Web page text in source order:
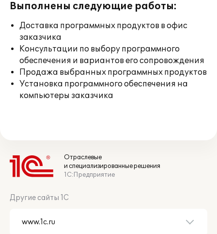
Выполнены следующие работы:
Доставка программных продуктов в офис
заказчика
Консультации по выбору программного
обеспечения и вариантов его сопровождения
Продажа выбранных программных продуктов
Установка программного обеспечения на
компьютеры заказчика
Отраслевые
и специализированные решения
1С:Предприятие
Другие сайты 1С